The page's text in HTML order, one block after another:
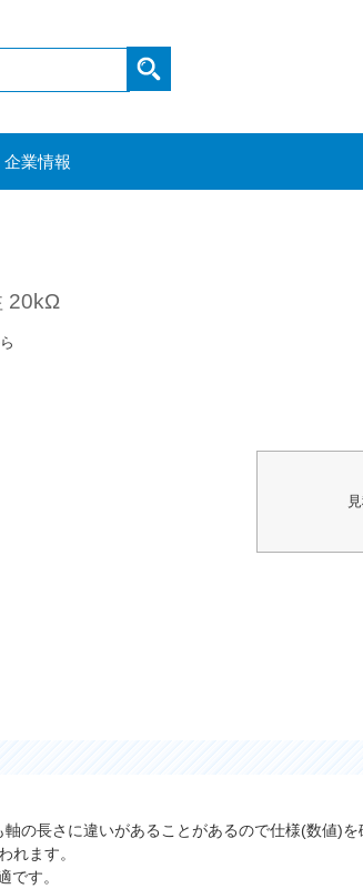
企業情報
20kΩ
の長さに違いがあることがあるので仕様(数値)
れます。
です。